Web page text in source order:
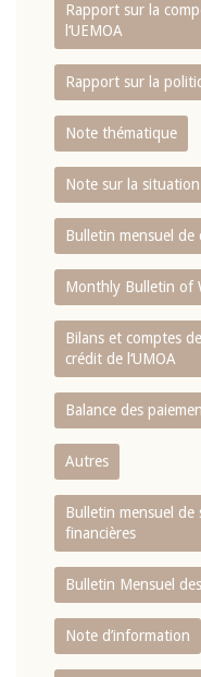
Rapport sur la
l‘UEMOA
Rapport sur la
Note thématique
Note sur la
Bulletin mensuel
Monthly Bulletin of
Bilans et comptes
crédit de l‘UMOA
Balance des
Autres
Bulletin mensuel
financières
Bulletin Mensuel
Note d’information